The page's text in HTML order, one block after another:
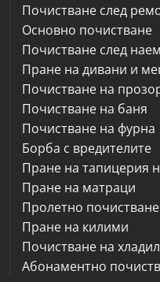
Почистване след
Основно почистване
Почистване след
Пране на дивани и
Почистване на
Почистване на баня
Почистване на фурна
Борба с вредителите
Пране на тапицерия
Пране на матраци
Пролетно почистване
Пране на килими
Почистване на
Абонаментно